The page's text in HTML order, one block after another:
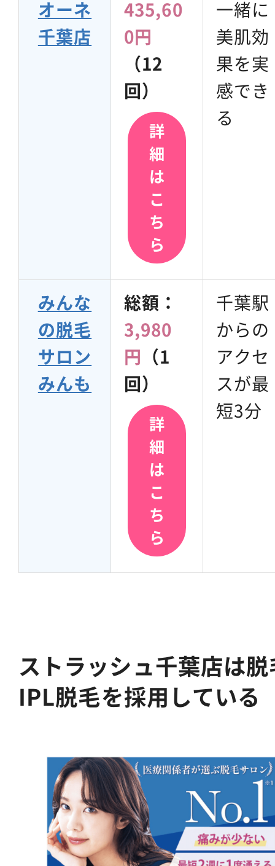
オーネ
千葉店
435,60
0円
（12
回）
詳
細
は
こ
ち
ら
一緒に
美肌効
果を実
感でき
る
みんな
の脱毛
サロン
みんも
総額：
3,980
円 （1
回）
詳
細
は
こ
ち
ら
千葉駅
からの
アクセ
スが最
短3分
ストラッシュ千葉店は
IPL脱毛を採用している